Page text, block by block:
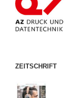
ZEITSCHRIFT